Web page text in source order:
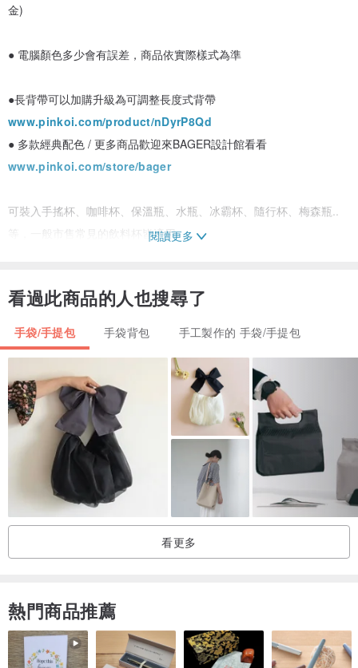
金)
● 電腦顏色多少會有誤差，商品依實際樣式為準
●長背帶可以加購升級為可調整長度式背帶
www.pinkoi.com/product/nDyrP8Qd
● 多款經典配色 / 更多商品歡迎來BAGER設計館看看
www.pinkoi.com/store/bager
可裝入手搖杯、咖啡杯、保溫瓶、水瓶、冰霸杯、隨行杯、梅森瓶..
等，一般市售常見的飲料杯皆適用
長背帶與手提袋皆可拆
閱讀更多
看過此商品的人也搜尋了
手袋/手提包 手袋背包 手工製作的 手袋/手提包
看更多
熱門商品推薦